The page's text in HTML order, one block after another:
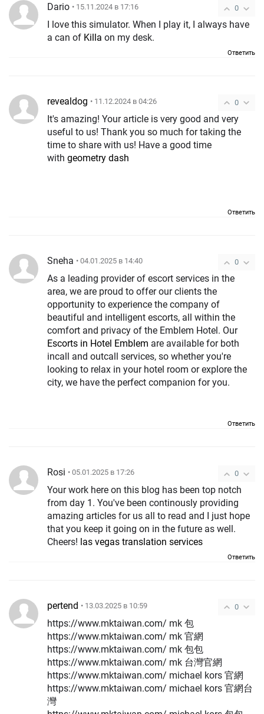
0
Dario • 15.11.2024 в 17:16
I love this simulator. When I play it, I always have
a can of Killa on my desk.
Ответить
0
revealdog • 11.12.2024 в 04:26
It's amazing! Your article is very good and very
useful to us! Thank you so much for taking the
time to share with us! Have a good time
with geometry dash
Ответить
0
Sneha • 04.01.2025 в 14:40
As a leading provider of escort services in the
area, we are proud to offer our clients the
opportunity to experience the company of
beautiful and intelligent escorts, all within the
comfort and privacy of the Emblem Hotel. Our
Escorts in Hotel Emblem are available for both
incall and outcall services, so whether you're
looking to relax in your hotel room or explore the
city, we have the perfect companion for you.
Ответить
0
Rosi • 05.01.2025 в 17:26
Your work here on this blog has been top notch
from day 1. You've been continously providing
amazing articles for us all to read and I just hope
that you keep it going on in the future as well.
Cheers! las vegas translation services
Ответить
0
pertend • 13.03.2025 в 10:59
https://www.mktaiwan.com/ mk 包
https://www.mktaiwan.com/ mk 官網
https://www.mktaiwan.com/ mk 包包
https://www.mktaiwan.com/ mk 台灣官網
https://www.mktaiwan.com/ michael kors 官網
https://www.mktaiwan.com/ michael kors 官網台
灣